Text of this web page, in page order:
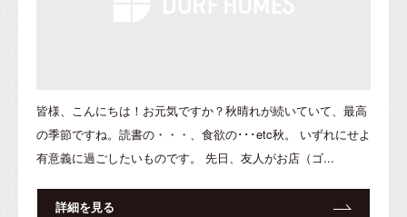
皆様、こんにちは！お元気ですか？秋晴れが続いていて、最高
の季節ですね。読書の・・・、食欲の･･･etc秋。 いずれにせよ
有意義に過ごしたいものです。 先日、友人がお店（ゴ...
詳細を見る